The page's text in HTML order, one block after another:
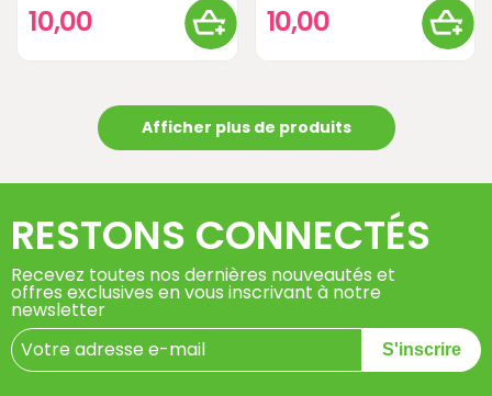
10,00 10,00
Afficher plus de produits
RESTONS CONNECTÉS
Recevez toutes nos dernières nouveautés et
offres exclusives en vous inscrivant à notre
newsletter
S'inscrire